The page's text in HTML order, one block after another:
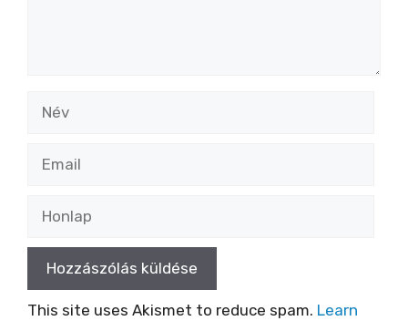
This site uses Akismet to reduce spam. Learn